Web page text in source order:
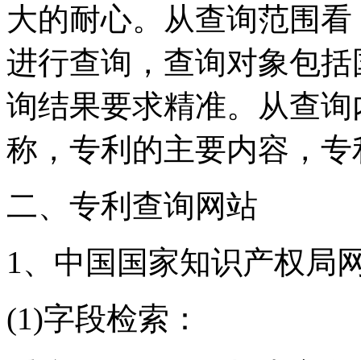
大的耐心。从查询范围
进行查询，查询对象包
询结果要求精准。从查
称，专利的主要内容，
二、专利查询网站
1、中国国家知识产权局
(1)字段检索：